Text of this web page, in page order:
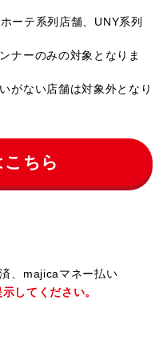
ーテ系列店舗、UNY系列
ナーのみの対象となりま
がない店舗は対象外となり
ちら
、majicaマネー払い
してください。